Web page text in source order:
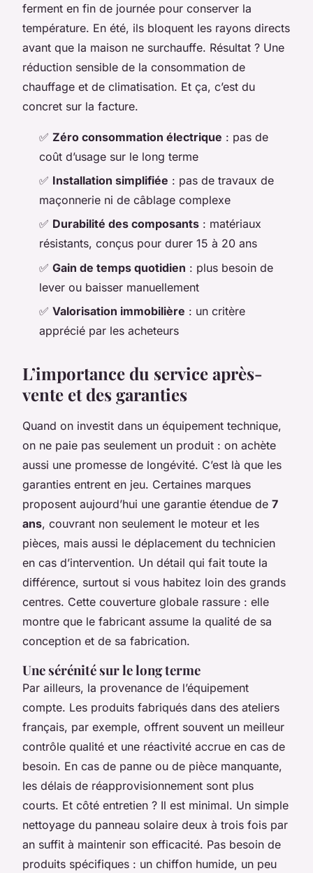
ferment en fin de journée pour conserver la
température. En été, ils bloquent les rayons directs
avant que la maison ne surchauffe. Résultat ? Une
réduction sensible de la consommation de
chauffage et de climatisation. Et ça, c’est du
concret sur la facture.
✅ Zéro consommation électrique : pas de
coût d’usage sur le long terme
✅ Installation simplifiée : pas de travaux de
maçonnerie ni de câblage complexe
✅ Durabilité des composants : matériaux
résistants, conçus pour durer 15 à 20 ans
✅ Gain de temps quotidien : plus besoin de
lever ou baisser manuellement
✅ Valorisation immobilière : un critère
apprécié par les acheteurs
L’importance du service après-
vente et des garanties
Quand on investit dans un équipement technique,
on ne paie pas seulement un produit : on achète
aussi une promesse de longévité. C’est là que les
garanties entrent en jeu. Certaines marques
proposent aujourd’hui une garantie étendue de 7
ans, couvrant non seulement le moteur et les
pièces, mais aussi le déplacement du technicien
en cas d’intervention. Un détail qui fait toute la
différence, surtout si vous habitez loin des grands
centres. Cette couverture globale rassure : elle
montre que le fabricant assume la qualité de sa
conception et de sa fabrication.
Une sérénité sur le long terme
Par ailleurs, la provenance de l’équipement
compte. Les produits fabriqués dans des ateliers
français, par exemple, offrent souvent un meilleur
contrôle qualité et une réactivité accrue en cas de
besoin. En cas de panne ou de pièce manquante,
les délais de réapprovisionnement sont plus
courts. Et côté entretien ? Il est minimal. Un simple
nettoyage du panneau solaire deux à trois fois par
an suffit à maintenir son efficacité. Pas besoin de
produits spécifiques : un chiffon humide, un peu